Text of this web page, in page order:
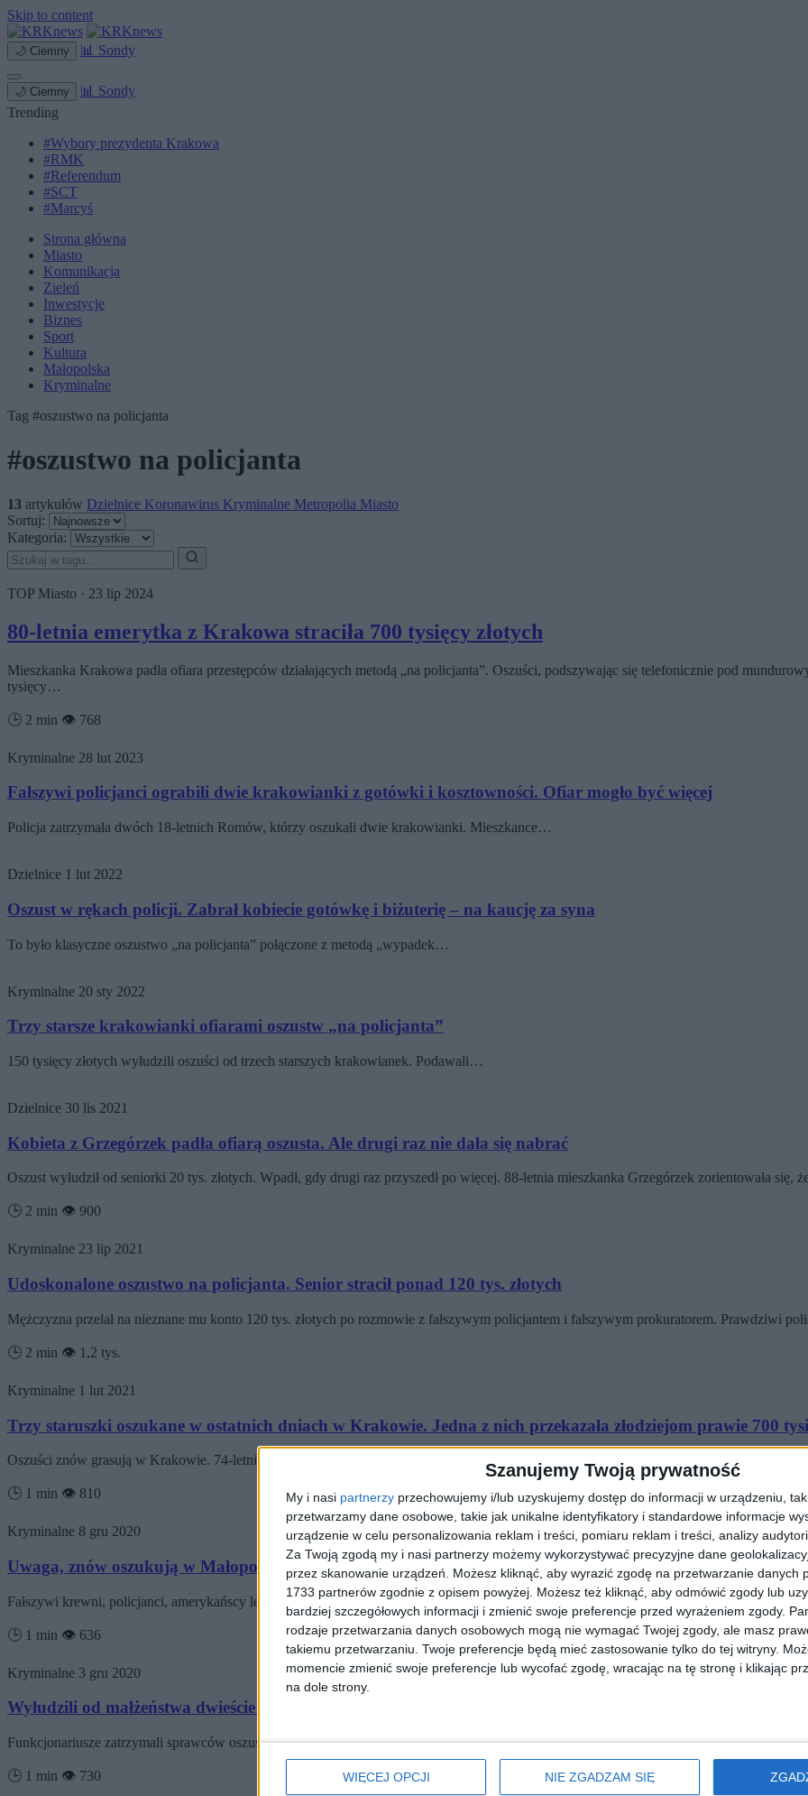
Szanujemy Twoją prywatność
My i nasi partnerzy przechowujemy i/lub uzyskujemy dostęp do informacji w urządzeniu,
przetwarzamy dane osobowe, takie jak unikalne identyfikatory i standardowe informacje
urządzenie w celu personalizowania reklam i treści, pomiaru reklam i treści, analizy
Za Twoją zgodą my i nasi partnerzy możemy wykorzystywać precyzyjne dane
przez skanowanie urządzeń. Możesz kliknąć, aby wyrazić zgodę na przetwarzanie danych
1733 partnerów zgodnie z opisem powyżej. Możesz też kliknąć, aby odmówić zgody lub
bardziej szczegółowych informacji i zmienić swoje preferencje przed wyrażeniem zgody.
rodzaje przetwarzania danych osobowych mogą nie wymagać Twojej zgody, ale masz
takiemu przetwarzaniu. Twoje preferencje będą mieć zastosowanie tylko do tej witryny.
momencie zmienić swoje preferencje lub wycofać zgodę, wracając na tę stronę i klikając
na dole strony.
WIĘCEJ OPCJI NIE ZGADZAM SIĘ
Skip to content
🌙 Ciemny 📊 Sondy
🌙 Ciemny 📊 Sondy
Trending
#Wybory prezydenta Krakowa
#RMK
#Referendum
#SCT
#Marcyś
Strona główna
Miasto
Komunikacja
Zieleń
Inwestycje
Biznes
Sport
Kultura
Małopolska
Kryminalne
Tag #oszustwo na policjanta
#oszustwo na policjanta
13 artykułów Dzielnice Koronawirus Kryminalne Metropolia Miasto
Sortuj:
Kategoria:
TOP Miasto · 23 lip 2024
80-letnia emerytka z Krakowa straciła 700 tysięcy złotych
Mieszkanka Krakowa padła ofiara przestępców działających metodą „na policjanta”. Oszuści, podszywając się telefonicznie pod
tysięcy…
🕒 2 min 👁️ 768
Kryminalne 28 lut 2023
Fałszywi policjanci ograbili dwie krakowianki z gotówki i kosztowności. Ofiar mogło być więcej
Policja zatrzymała dwóch 18-letnich Romów, którzy oszukali dwie krakowianki. Mieszkance…
Dzielnice 1 lut 2022
Oszust w rękach policji. Zabrał kobiecie gotówkę i biżuterię – na kaucję za syna
To było klasyczne oszustwo „na policjanta” połączone z metodą „wypadek…
Kryminalne 20 sty 2022
Trzy starsze krakowianki ofiarami oszustw „na policjanta”
150 tysięcy złotych wyłudzili oszuści od trzech starszych krakowianek. Podawali…
Dzielnice 30 lis 2021
Kobieta z Grzegórzek padła ofiarą oszusta. Ale drugi raz nie dała się nabrać
Oszust wyłudził od seniorki 20 tys. złotych. Wpadł, gdy drugi raz przyszedł po więcej. 88-letnia mieszkanka Grzegórzek zorientowała się,
🕒 2 min 👁️ 900
Kryminalne 23 lip 2021
Udoskonalone oszustwo na policjanta. Senior stracił ponad 120 tys. złotych
Mężczyzna przelał na nieznane mu konto 120 tys. złotych po rozmowie z fałszywym policjantem i fałszywym prokuratorem. Prawdziwi
🕒 2 min 👁️ 1,2 tys.
Kryminalne 1 lut 2021
Trzy staruszki oszukane w ostatnich dniach w Krakowie. Jedna z nich przekazała złodziejom prawie 700
Oszuści znów grasują w Krakowie. 74-letnia mieszkanka Krowodrzy przekazała im ponad 670 tysięcy złotych! Krakowscy policjanci
🕒 1 min 👁️ 810
Kryminalne 8 gru 2020
Uwaga, znów oszukują w Małopolsce. Tym razem chodzi o „wygraną na loterii”
Fałszywi krewni, policjanci, amerykańscy lekarze pracujący na Bliskim Wschodzie, spadki po nieznanych krewnych z Afryki, a teraz
🕒 1 min 👁️ 636
Kryminalne 3 gru 2020
Wyłudzili od małżeństwa dwieście tysięcy złotych! Jak? Metodą „na policjanta”
Funkcjonariusze zatrzymali sprawców oszustwa „na policjanta” w Krakowie. Teraz czwórka oszustów stanie przed sądem. 16
🕒 1 min 👁️ 730